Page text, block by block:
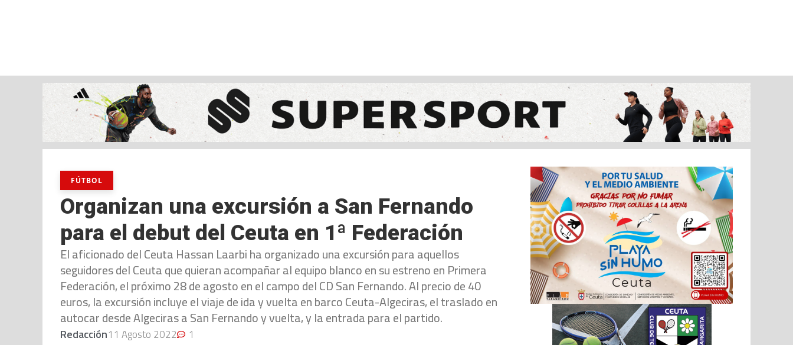
FÚTBOL
Organizan una excursión a San Fernando
para el debut del Ceuta en 1ª Federación
El aficionado del Ceuta Hassan Laarbi ha organizado una excursión para aquellos
seguidores del Ceuta que quieran acompañar al equipo blanco en su estreno en Primera
Federación, el próximo 28 de agosto en el campo del CD San Fernando. Al precio de 40
euros, la excursión incluye el viaje de ida y vuelta en barco Ceuta-Algeciras, el traslado en
autocar desde Algeciras a San Fernando y vuelta, y la entrada para el partido.
Redacción11 Agosto 2022 1